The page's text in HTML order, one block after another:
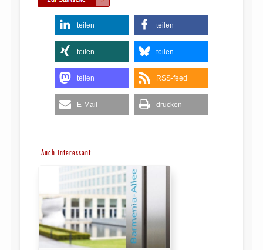
teilen teilen
teilen teilen
teilen RSS-feed
E-Mail drucken
Auch interessant